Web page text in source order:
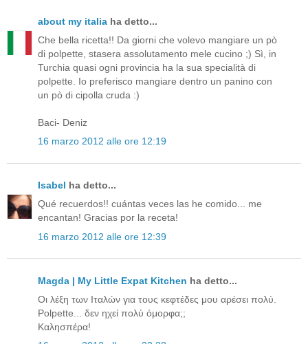
about my italia ha detto...
Che bella ricetta!! Da giorni che volevo mangiare un pò
di polpette, stasera assolutamento mele cucino ;) Sì, in
Turchia quasi ogni provincia ha la sua specialità di
polpette. Io preferisco mangiare dentro un panino con
un pò di cipolla cruda :)
Baci- Deniz
16 marzo 2012 alle ore 12:19
Isabel ha detto...
Qué recuerdos!! cuántas veces las he comido... me
encantan! Gracias por la receta!
16 marzo 2012 alle ore 12:39
Magda | My Little Expat Kitchen ha detto...
Οι λέξη των Ιταλών για τους κεφτέδες μου αρέσει πολύ.
Polpette... δεν ηχεί πολύ όμορφα;;
Καλησπέρα!